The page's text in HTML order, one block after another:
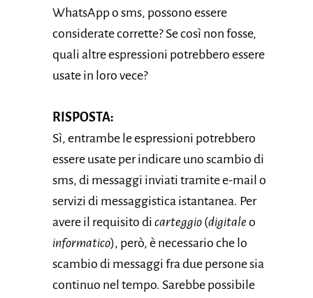
WhatsApp o sms, possono essere
considerate corrette? Se così non fosse,
quali altre espressioni potrebbero essere
usate in loro vece?
RISPOSTA:
Sì, entrambe le espressioni potrebbero
essere usate per indicare uno scambio di
sms, di messaggi inviati tramite e-mail o
servizi di messaggistica istantanea. Per
avere il requisito di carteggio (digitale o
informatico), però, è necessario che lo
scambio di messaggi fra due persone sia
continuo nel tempo. Sarebbe possibile